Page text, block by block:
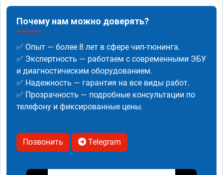
Почему нам можно доверять?
✅ Опыт — более 8 лет в сфере чип-тюнинга.
✅ Экспертность — работаем с современными ЭБУ
и диагностическим оборудованием.
✅ Надежность — гарантия на все виды работ.
✅ Прозрачность — подробные консультации по
телефону и фиксированные цены.
Позвонить Telegram